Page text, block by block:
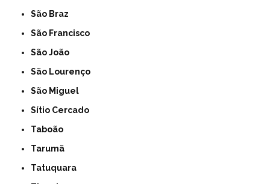
São Braz
São Francisco
São João
São Lourenço
São Miguel
Sítio Cercado
Taboão
Tarumã
Tatuquara